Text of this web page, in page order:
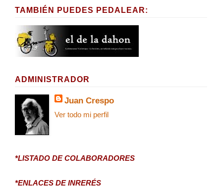
TAMBIÉN PUEDES PEDALEAR:
ADMINISTRADOR
Juan Crespo
Ver todo mi perfil
*LISTADO DE COLABORADORES
*ENLACES DE INRERÉS